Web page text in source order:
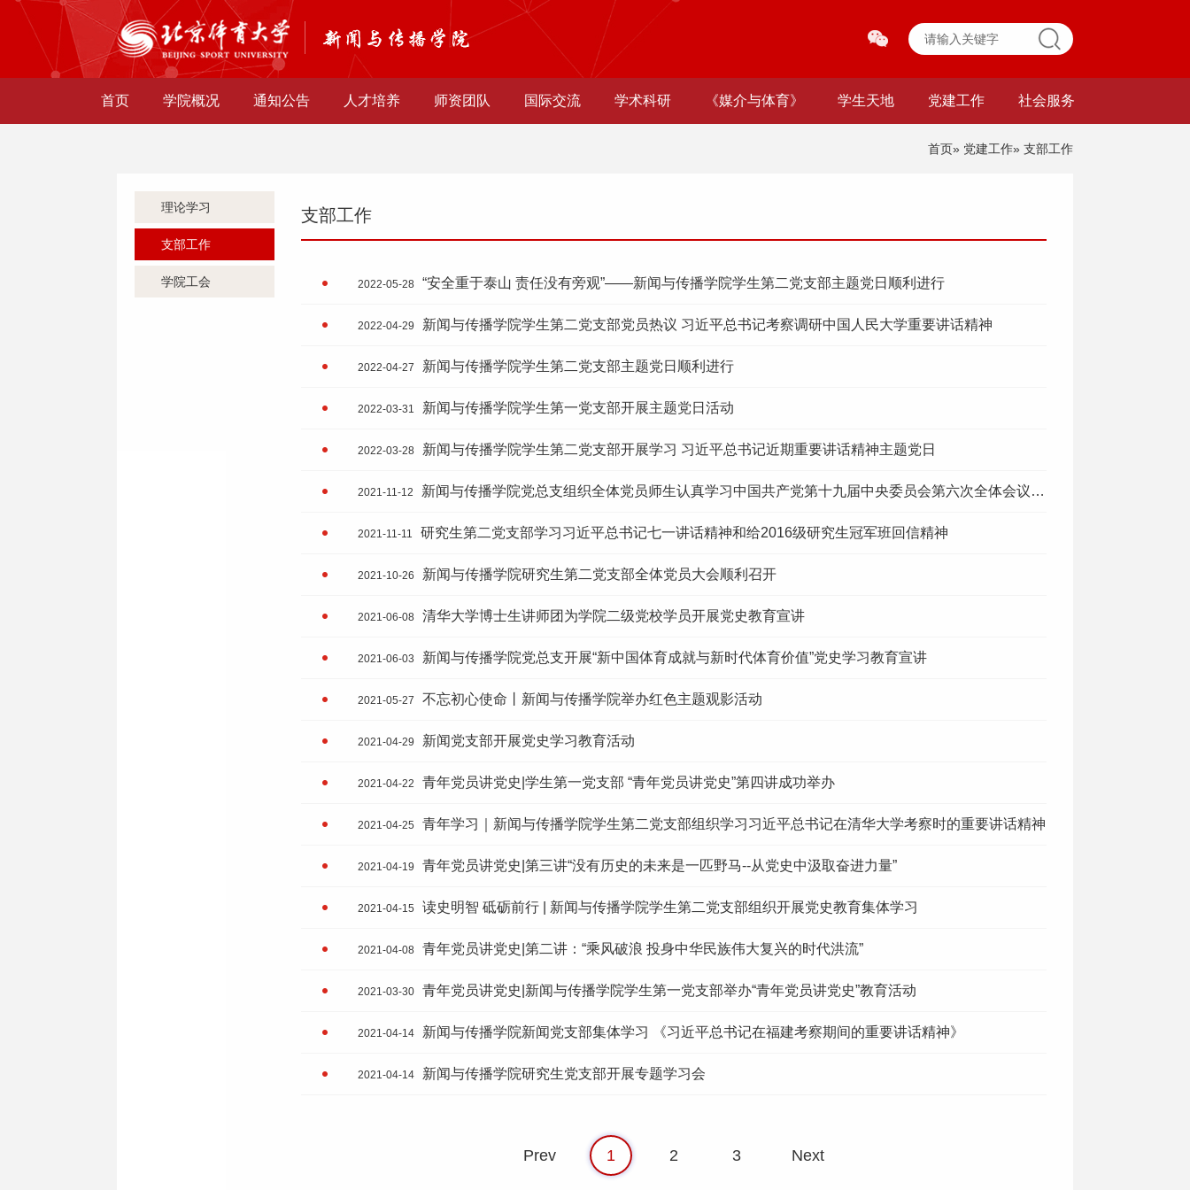
首页 学院概况 通知公告 人才培养 师资团队 国际交流 学术科研 《媒介与体育》 学生天地 党建工作 社会服务
首页» 党建工作» 支部工作
理论学习
支部工作
学院工会
支部工作
2022-05-28 “安全重于泰山 责任没有旁观”——新闻与传播学院学生第二党支部主题党日顺利进行
2022-04-29 新闻与传播学院学生第二党支部党员热议 习近平总书记考察调研中国人民大学重要讲话精神
2022-04-27 新闻与传播学院学生第二党支部主题党日顺利进行
2022-03-31 新闻与传播学院学生第一党支部开展主题党日活动
2022-03-28 新闻与传播学院学生第二党支部开展学习 习近平总书记近期重要讲话精神主题党日
2021-11-12 新闻与传播学院党总支组织全体党员师生认真学习中国共产党第十九届中央委员会第六次全体会议公报精神
2021-11-11 研究生第二党支部学习习近平总书记七一讲话精神和给2016级研究生冠军班回信精神
2021-10-26 新闻与传播学院研究生第二党支部全体党员大会顺利召开
2021-06-08 清华大学博士生讲师团为学院二级党校学员开展党史教育宣讲
2021-06-03 新闻与传播学院党总支开展“新中国体育成就与新时代体育价值”党史学习教育宣讲
2021-05-27 不忘初心使命丨新闻与传播学院举办红色主题观影活动
2021-04-29 新闻党支部开展党史学习教育活动
2021-04-22 青年党员讲党史|学生第一党支部 “青年党员讲党史”第四讲成功举办
2021-04-25 青年学习｜新闻与传播学院学生第二党支部组织学习习近平总书记在清华大学考察时的重要讲话精神
2021-04-19 青年党员讲党史|第三讲“没有历史的未来是一匹野马--从党史中汲取奋进力量”
2021-04-15 读史明智 砥砺前行 | 新闻与传播学院学生第二党支部组织开展党史教育集体学习
2021-04-08 青年党员讲党史|第二讲：“乘风破浪 投身中华民族伟大复兴的时代洪流”
2021-03-30 青年党员讲党史|新闻与传播学院学生第一党支部举办“青年党员讲党史”教育活动
2021-04-14 新闻与传播学院新闻党支部集体学习 《习近平总书记在福建考察期间的重要讲话精神》
2021-04-14 新闻与传播学院研究生党支部开展专题学习会
Prev 1 2 3 Next